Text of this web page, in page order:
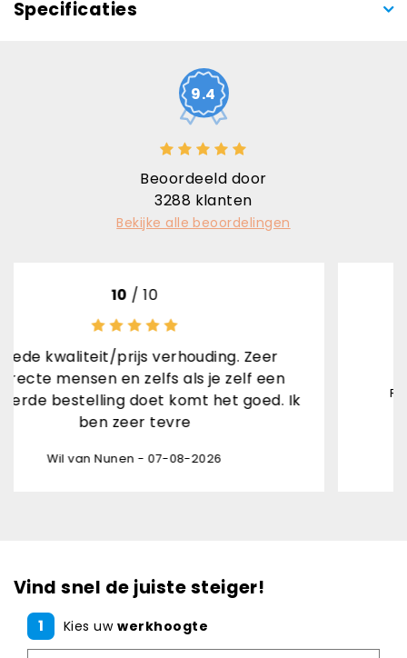
Specificaties
9.4
Beoordeeld door
3288 klanten
Bekijke alle beoordelingen
verhouding. Zeer
als je zelf een
komt het goed. Ik
- 07-08-2026
Rene van den Brand
Vind snel de juiste steiger!
1 Kies uw werkhoogte